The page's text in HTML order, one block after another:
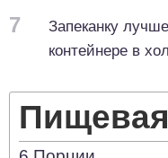
7
Запеканку
контейнере в